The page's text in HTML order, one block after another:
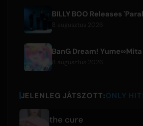
JELENLEG JÁTSZOTT:ONLY
the cure